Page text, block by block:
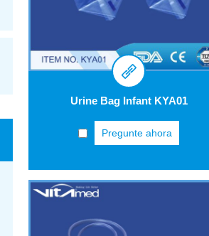
Urine Bag Infant KYA01
Pregunte ahora